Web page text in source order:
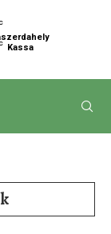
Kassa